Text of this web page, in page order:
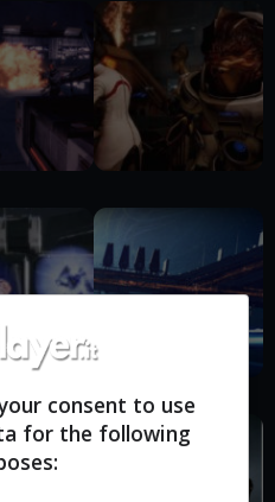
consent to use
for the following